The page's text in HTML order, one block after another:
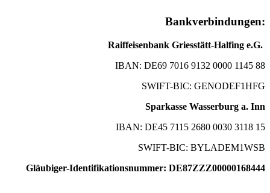
Bankverbindungen:
Raiffeisenbank Griesstätt-Halfing e.G.
IBAN: DE69 7016 9132 0000 1145 88
SWIFT-BIC: GENODEF1HFG
Sparkasse Wasserburg a. Inn
IBAN: DE45 7115 2680 0030 3118 15
SWIFT-BIC: BYLADEM1WSB
Gläubiger-Identifikationsnummer: DE87ZZZ00000168444